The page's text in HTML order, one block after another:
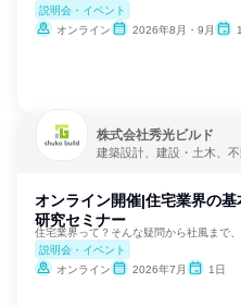
説明会・イベント
オンライン
2026年8月・9月
株式会社秀光ビルド
建築設計、建設・土木、
オンライン開催|住宅業界の
研究セミナー
住宅業界って？そんな疑問から社風まで
説明会・イベント
オンライン
2026年7月 1日